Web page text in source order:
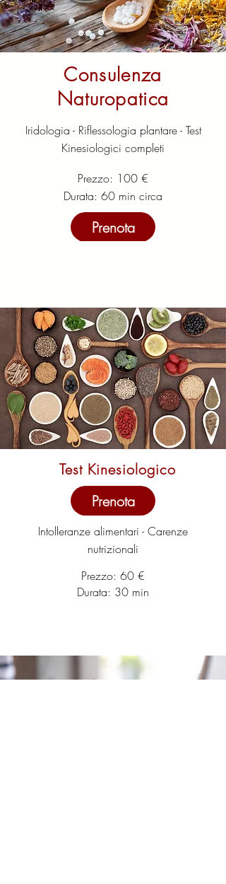
Consulenza
Naturopatica
Iridologia - Riflessologia plantare - Test
Kinesiologici completi
Prezzo: 100 €
Durata: 60 min circa
Prenota
Test Kinesiologico
Prenota
Intolleranze alimentari - Carenze
nutrizionali
Prezzo: 60 €
Durata: 30 min